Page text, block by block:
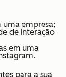
uma empresa;
de interação
em uma
para a sua